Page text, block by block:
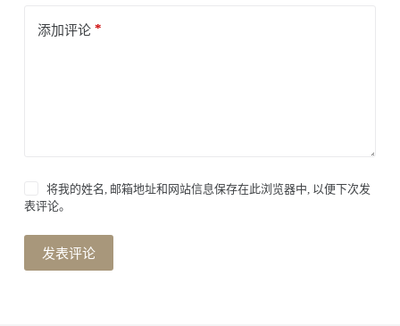
添加评论*
将我的姓名, 邮箱地址和网站信息保存在此浏览器中, 以便下次发
表评论。
发表评论